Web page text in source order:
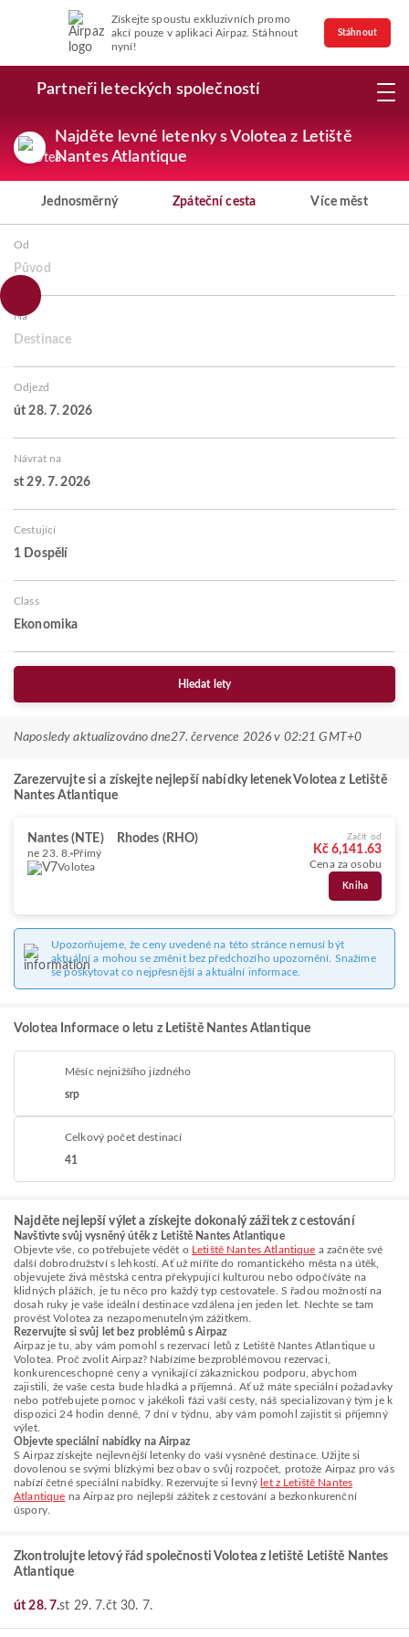
Získejte spoustu exkluzivních promo
akcí pouze v aplikaci Airpaz. Stáhnout
nyní!
Stáhnout
Partneři leteckých společností
Najděte levné letenky s Volotea z Letiště
Nantes Atlantique
Jednosměrný Zpáteční cesta Více měst
Od
Původ
Na
Destinace
Odjezd
út 28. 7. 2026
Návrat na
st 29. 7. 2026
Cestující
1 Dospělí
Class
Ekonomika
Hledat lety
Naposledy aktualizováno dne27. července 2026 v 02:21 GMT+0
Zarezervujte si a získejte nejlepší nabídky letenek Volotea z Letiště
Nantes Atlantique
Nantes (NTE) Rhodes (RHO)
ne 23. 8. Přímý
Volotea
Začít od
Kč 6,141.63
Cena za osobu
Kniha
Upozorňujeme, že ceny uvedené na této stránce nemusí být
aktuální a mohou se změnit bez předchozího upozornění. Snažíme
se poskytovat co nejpřesnější a aktuální informace.
Volotea Informace o letu z Letiště Nantes Atlantique
Měsíc nejnižšího jízdného
srp
Celkový počet destinací
41
Najděte nejlepší výlet a získejte dokonalý zážitek z cestování
Navštivte svůj vysněný útěk z Letiště Nantes Atlantique
Objevte vše, co potřebujete vědět o Letiště Nantes Atlantique a začněte své
další dobrodružství s lehkostí. Ať už míříte do romantického města na útěk,
objevujete živá městská centra překypující kulturou nebo odpočíváte na
klidných plážích, je tu něco pro každý typ cestovatele. S řadou možností na
dosah ruky je vaše ideální destinace vzdálena jen jeden let. Nechte se tam
provést Volotea za nezapomenutelným zážitkem.
Rezervujte si svůj let bez problémů s Airpaz
Airpaz je tu, aby vám pomohl s rezervací letů z Letiště Nantes Atlantique u
Volotea. Proč zvolit Airpaz? Nabízíme bezproblémovou rezervaci,
konkurenceschopné ceny a vynikající zákaznickou podporu, abychom
zajistili, že vaše cesta bude hladká a příjemná. Ať už máte speciální požadavky
nebo potřebujete pomoc v jakékoli fázi vaší cesty, náš specializovaný tým je k
dispozici 24 hodin denně, 7 dní v týdnu, aby vám pomohl zajistit si příjemný
výlet.
Objevte speciální nabídky na Airpaz
S Airpaz získejte nejlevnější letenky do vaší vysněné destinace. Užijte si
dovolenou se svými blízkými bez obav o svůj rozpočet, protože Airpaz pro vás
nabízí četné speciální nabídky. Rezervujte si levný let z Letiště Nantes
Atlantique na Airpaz pro nejlepší zážitek z cestování a bezkonkurenční
úspory.
Zkontrolujte letový řád společnosti Volotea z letiště Letiště Nantes
Atlantique
út 28. 7.st 29. 7.čt 30. 7.